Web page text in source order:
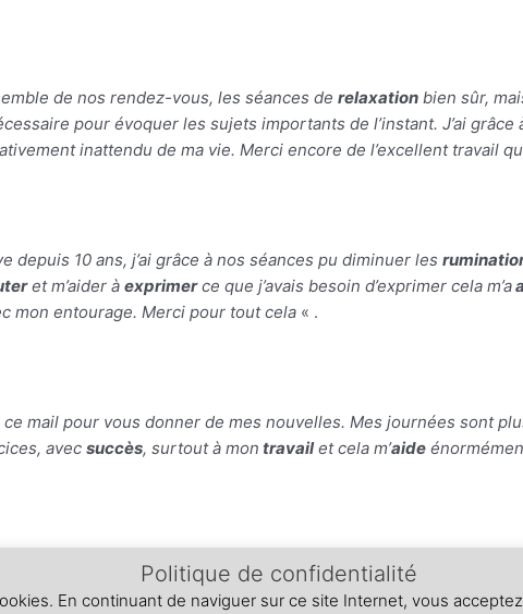
de nos rendez-vous, les séances derelaxation bien sûr,
pour évoquer les sujets importants de l’instant. J’ai grâce
inattendu de ma vie. Merci encore de l’excellent travail
depuis 10 ans, j’ai grâce à nos séances pu diminuer les
et m’aider àexprimerce que j’avais besoin d’exprimer cela m’a
mon entourage. Merci pour tout cela « .
mail pour vous donner de mes nouvelles. Mes journées sont
avecsuccès, surtout à mon travailet cela m’aide
Politique de confidentialité
En continuant de naviguer sur ce site Internet, vous